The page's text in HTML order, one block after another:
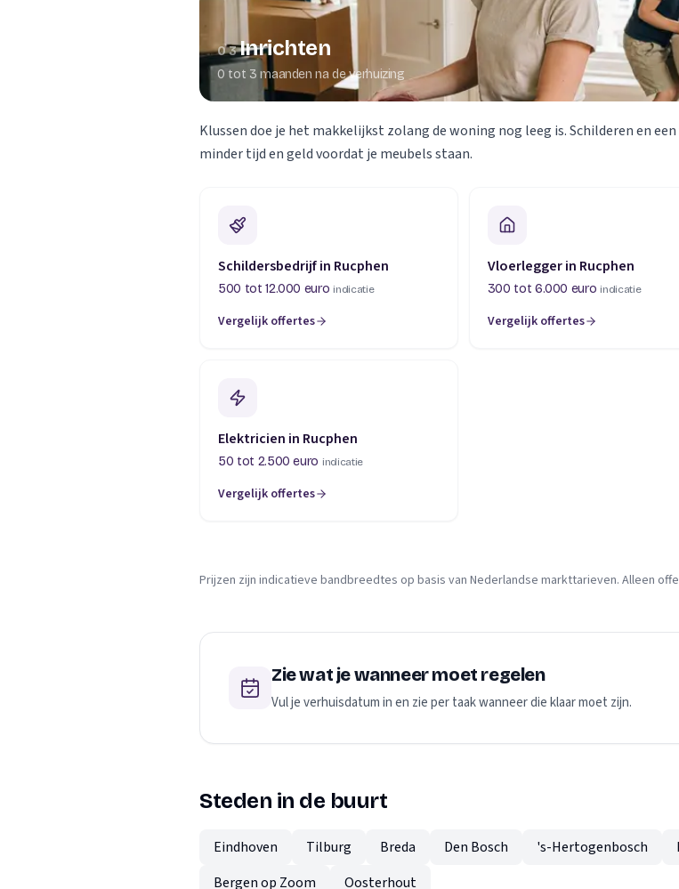
03Inrichten
0 tot 3 maanden na de verhuizing
Klussen doe je het makkelijkst zolang de woning nog leeg is. Schilderen en
minder tijd en geld voordat je meubels staan.
Schildersbedrijf in Rucphen
500 tot 12.000 euro indicatie
Vergelijk offertes
Vloerlegger in Rucphen
300 tot 6.000 euro indicatie
Vergelijk offertes
Elektricien in Rucphen
50 tot 2.500 euro indicatie
Vergelijk offertes
Prijzen zijn indicatieve bandbreedtes op basis van Nederlandse markttarieven. Alleen
Zie wat je wanneer moet regelen
Vul je verhuisdatum in en zie per taak wanneer die klaar moet zijn.
Steden in de buurt
Eindhoven Tilburg Breda Den Bosch 's-Hertogenbosch
Bergen op Zoom
Oosterhout